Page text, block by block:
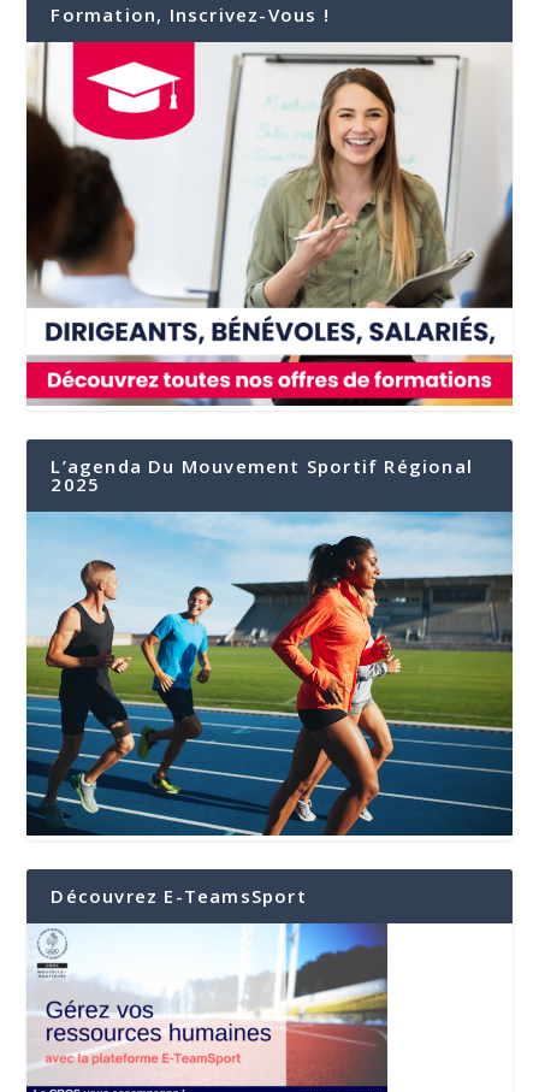
Formation, Inscrivez-Vous !
L’agenda Du Mouvement Sportif Régional
2025
Découvrez E-TeamsSport